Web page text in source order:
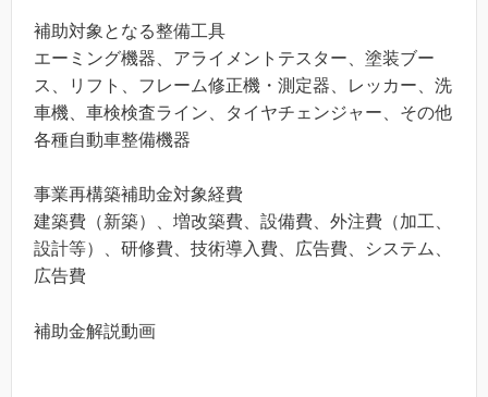
補助対象となる整備工具
エーミング機器、アライメントテスター、塗装ブー
ス、リフト、フレーム修正機・測定器、レッカー、洗
車機、車検検査ライン、タイヤチェンジャー、その他
各種自動車整備機器
事業再構築補助金対象経費
建築費（新築）、増改築費、設備費、外注費（加工、
設計等）、研修費、技術導入費、広告費、システム、
広告費
補助金解説動画